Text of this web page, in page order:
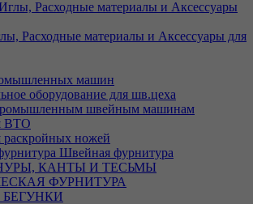
Расходные материалы и Аксессуары для
машин
оборудование для шв.цеха
швейным машинам
ВТО
раскройных ножей
Швейная фурнитура
КАНТЫ И ТЕСЬМЫ
ФУРНИТУРА